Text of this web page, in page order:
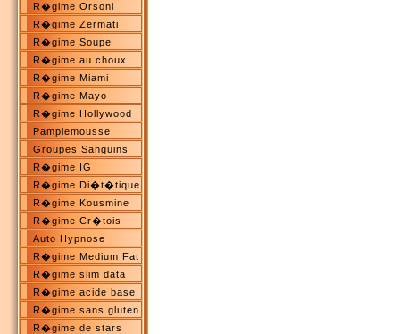
R�gime Orsoni
R�gime Zermati
R�gime Soupe
R�gime au choux
R�gime Miami
R�gime Mayo
R�gime Hollywood
Pamplemousse
Groupes Sanguins
R�gime IG
R�gime Di�t�tique
R�gime Kousmine
R�gime Cr�tois
Auto Hypnose
R�gime Medium Fat
R�gime slim data
R�gime acide base
R�gime sans gluten
R�gime de stars